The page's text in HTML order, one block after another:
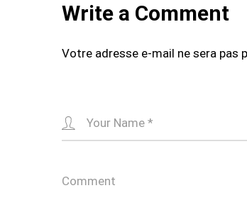
Write a Comment
Votre adresse e-mail ne sera pas